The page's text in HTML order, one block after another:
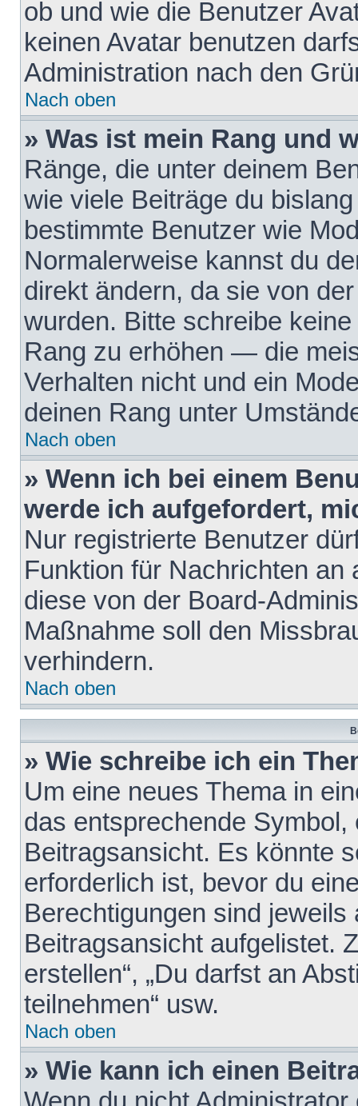
ob und wie die Benutzer
keinen Avatar benutzen
Administration nach den
Nach oben
» Was ist mein Rang und
Ränge, die unter deinem
wie viele Beiträge du
bestimmte Benutzer wie
Normalerweise kannst du
direkt ändern, da sie von
wurden. Bitte schreibe
Rang zu erhöhen — die
Verhalten nicht und ein
deinen Rang unter
Nach oben
» Wenn ich bei einem
werde ich aufgefordert,
Nur registrierte Benutzer
Funktion für Nachrichten
diese von der Board-
Maßnahme soll den
verhindern.
Nach oben
» Wie schreibe ich ein
Um eine neues Thema in
das entsprechende
Beitragsansicht. Es könnte
erforderlich ist, bevor du
Berechtigungen sind
Beitragsansicht aufgelistet.
erstellen“, „Du darfst an
teilnehmen“ usw.
Nach oben
» Wie kann ich einen